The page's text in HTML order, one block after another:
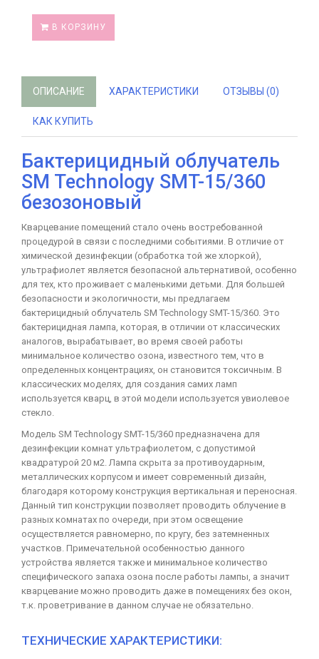
В КОРЗИНУ
ОПИСАНИЕ ХАРАКТЕРИСТИКИ ОТЗЫВЫ (0)
КАК КУПИТЬ
Бактерицидный облучатель
SM Technology SMT-15/360
безозоновый
Кварцевание помещений стало очень востребованной
процедурой в связи с последними событиями. В отличие от
химической дезинфекции (обработка той же хлоркой),
ультрафиолет является безопасной альтернативой, особенно
для тех, кто проживает с маленькими детьми. Для большей
безопасности и экологичности, мы предлагаем
бактерицидный облучатель SM Technology SMT-15/360. Это
бактерицидная лампа, которая, в отличии от классических
аналогов, вырабатывает, во время своей работы
минимальное количество озона, известного тем, что в
определенных концентрациях, он становится токсичным. В
классических моделях, для создания самих ламп
используется кварц, в этой модели используется увиолевое
стекло.
Модель SM Technology SMT-15/360 предназначена для
дезинфекции комнат ультрафиолетом, с допустимой
квадратурой 20 м2. Лампа скрыта за противоударным,
металлических корпусом и имеет современный дизайн,
благодаря которому конструкция вертикальная и переносная.
Данный тип конструкции позволяет проводить облучение в
разных комнатах по очереди, при этом освещение
осуществляется равномерно, по кругу, без затемненных
участков. Примечательной особенностью данного
устройства является также и минимальное количество
специфического запаха озона после работы лампы, а значит
кварцевание можно проводить даже в помещениях без окон,
т.к. проветривание в данном случае не обязательно.
ТЕХНИЧЕСКИЕ ХАРАКТЕРИСТИКИ: